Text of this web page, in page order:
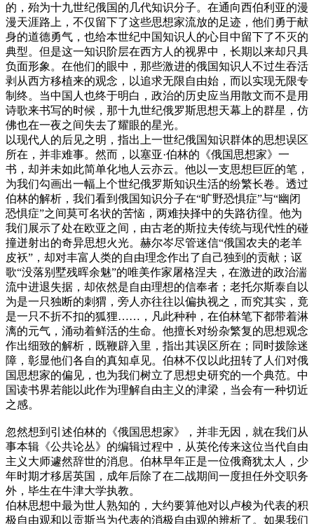
的，殆为十九世纪俄国的几代知识分子。在通向西伯利亚的漫
漫天涯路上，不仅留下了这些思想家流放的足迹，他们勇于献
身的道德勇气，也给本世纪中国知识人的心目中留下了不灭的
典型。但是这一知识阶层在西方人的视界中，长期以来却只具
负面形象。在他们的眼中，那些激进的俄国知识人不过生吞活
剥从西方移植来的观念，以追求无限自由始，而以实现无限专
制终。当中国人也终于明白，政治的历史应当用散文而不是用
诗歌来书写的时候，那十九世纪俄罗斯思想天幕上的群星，仿
佛也在一夜之间失去了耀眼的星光。
以现代人的后见之明，指出上一世纪俄国知识群体的思想误区
所在，并非难事。然而，以塞亚·伯林的《俄国思想家》一
书，却并未如此简单化地人云亦云。他以一支思想巨匠的笔，
为我们勾画出一幅上个世纪俄罗斯知识生活的纷繁长卷。透过
伯林的解析，我们看到俄国知识分子在“旷野恐惧症”与“幽闭
恐惧症”之间莫可名状的苦恼，两难抉择中的失路彷徨。他为
我们展示了处在欧亚之间，由古老的斯拉夫传统与现代性的碰
撞迸射出的奇异思想火光。赫尔岑尽管迷信“俄国农夫的老羊
皮袄”，却对丰富人类的自由理念作出了自己独到的贡献；讴
歌“没落别墅残晖余魅”的唯美作家屠格涅夫，在激进的政治湍
流中进退失据，却依然是自由理想的信奉者；老托尔斯泰自以
为是一只独断的刺猬，旁人亦往往以偏执视之，而究其实，竟
是一只不折不扣的狐狸……，凡此种种，在伯林笔下都带着淋
漓的元气，涌动着鲜活的生命。他擅长对纷杂繁复的思想观念
作出细致的解析，既鞭辟入里，指出其误区所在；同时拨除迷
障，彰显他们各自的真知卓见。伯林不仅以此扭转了人们对俄
国思想家的偏见，也为我们树立了思想史研究的一个典范。中
国读书界若能以此作为理解自由主义的津梁，当会有一种切近
之感。
忽然想到引述伯林的《俄国思想家》，并非无因，就在我们从
事本辑《公共论丛》的编辑过程中，从英伦传来这位当代自由
主义大师遽然辞世的消息。伯林早年正是一位俄裔犹太人，少
年时期才移居英国，成年后除了在二战期间一度担任外交职务
外，毕生在牛津大学执教。
伯林思想中最为世人熟知的，大约要算他对以卢梭为代表的积
极自由观和以贡斯当为代表的消极自由观的辨析了。如果我们